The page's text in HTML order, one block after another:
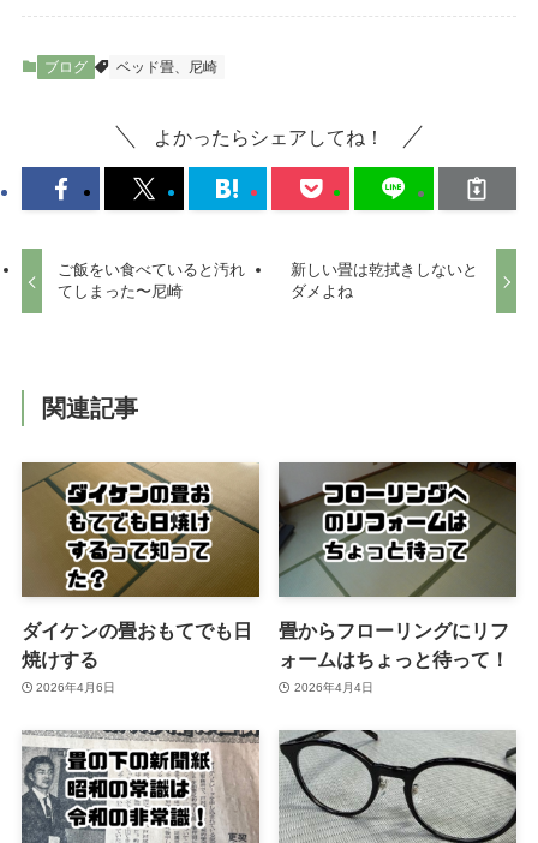
ブログ ベッド畳、尼崎
よかったらシェアしてね！
ご飯をい食べていると汚れ
てしまった〜尼崎
新しい畳は乾拭きしないと
ダメよね
関連記事
ダイケンの畳おもてでも日
焼けする
2026年4月6日
畳からフローリングにリフ
ォームはちょっと待って！
2026年4月4日